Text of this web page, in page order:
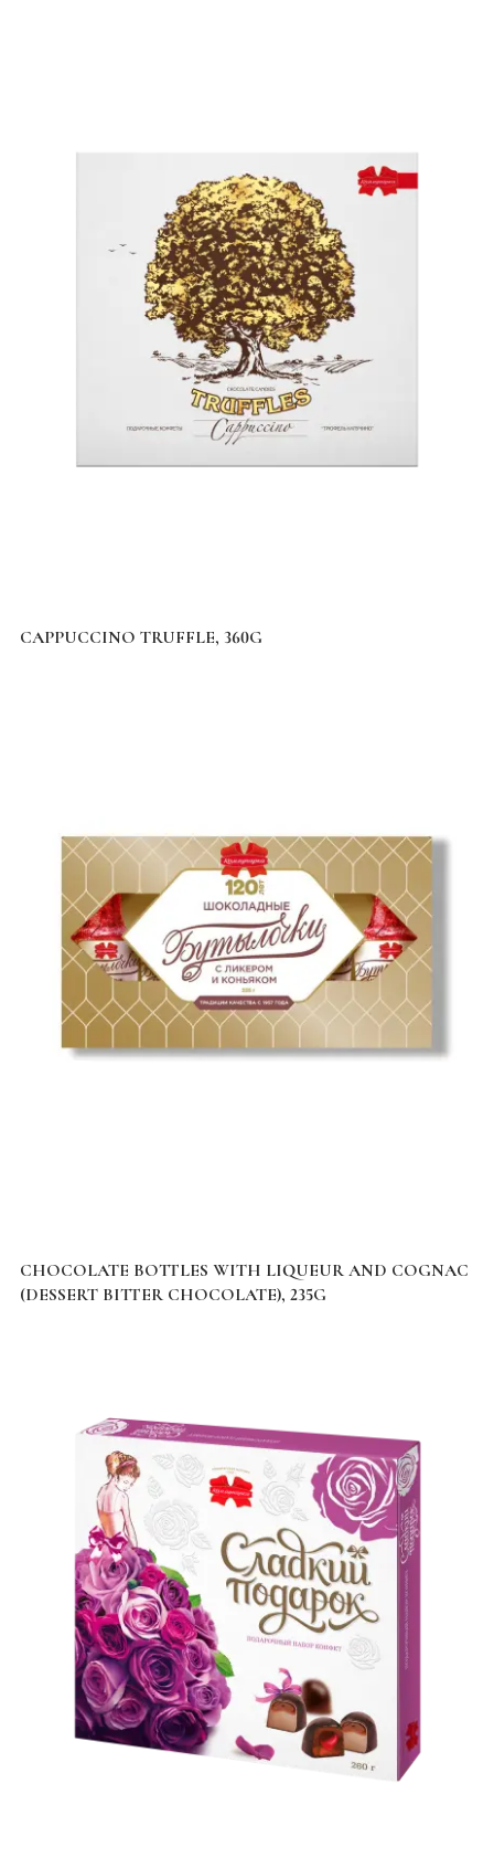
CAPPUCCINO TRUFFLE, 360G
CHOCOLATE BOTTLES WITH LIQUEUR AND COGNAC
(DESSERT BITTER CHOCOLATE), 235G